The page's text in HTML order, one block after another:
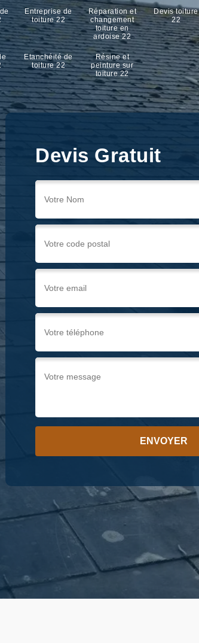
Entreprise de
toiture 22
Réparation et
changement
toiture en
ardoise 22
Devis toiture
22
Etanchéité de
toiture 22
Résine et
peinture sur
toiture 22
Devis Gratuit